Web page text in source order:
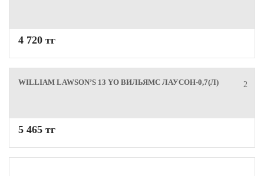
4 720 тг
2
WILLIAM LAWSON’S 13 YO ВИЛЬЯМС ЛАУСОН-0,7(Л)
5 465 тг